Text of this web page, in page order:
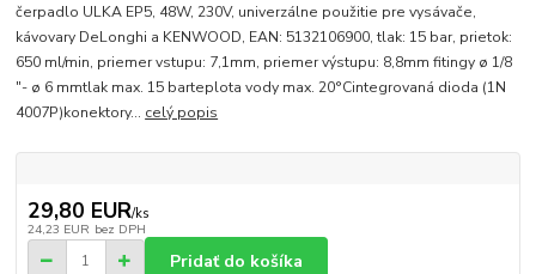
čerpadlo ULKA EP5, 48W, 230V, univerzálne použitie pre vysávače,
kávovary DeLonghi a KENWOOD, EAN: 5132106900, tlak: 15 bar, prietok:
650 ml/min, priemer vstupu: 7,1mm, priemer výstupu: 8,8mm fitingy ø 1/8
"- ø 6 mmtlak max. 15 barteplota vody max. 20°Cintegrovaná dioda (1N
4007P)konektory... celý popis
29,80 EUR/ks
24,23 EUR bez DPH
Pridať do košíka